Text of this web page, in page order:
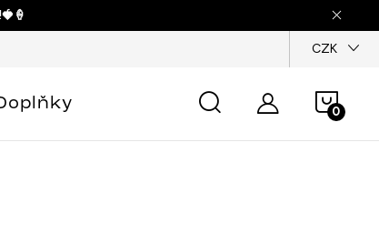
CZK
košík